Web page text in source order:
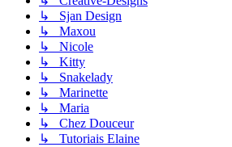
↳ Sjan Design
↳ Maxou
↳ Nicole
↳ Kitty
↳ Snakelady
↳ Marinette
↳ Maria
↳ Chez Douceur
↳ Tutoriais Elaine